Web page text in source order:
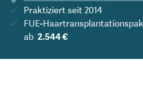
Praktiziert seit 2014
FUE-
ab 2.544 €